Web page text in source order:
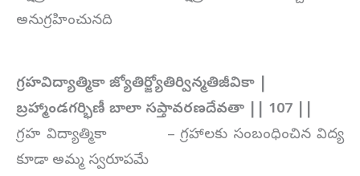
అనుగ్రహించునది
గ్రహవిద్యాత్మికా జ్యోతిర్జ్యోతిర్విన్మతిజీవికా |
బ్రహ్మాండగర్భిణీ బాలా సప్తావరణదేవతా || 107 ||
గ్రహ విద్యాత్మికా – గ్రహాలకు సంబంధించిన విద్య
కూడా అమ్మ స్వరూపమే